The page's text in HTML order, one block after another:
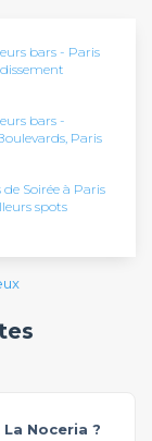
bars - Paris
bars -
Paris
de Soirée à Paris
spots
Noceria ?